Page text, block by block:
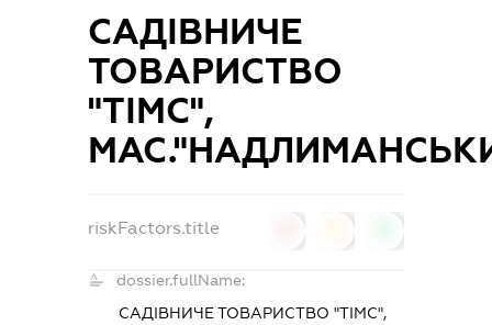
САДІВНИЧЕ
ТОВАРИСТВО
"ТІМС",
riskFactors.title
dossier.fullName:
САДІВНИЧЕ ТОВАРИСТВО "ТІМС",